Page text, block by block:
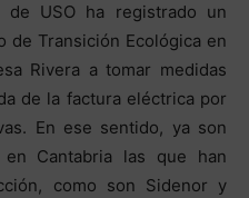
de USO ha registrado un
de Transición Ecológica en
Rivera a tomar medidas
de la factura eléctrica por
En ese sentido, ya son
en Cantabria las que han
como son Sidenor y